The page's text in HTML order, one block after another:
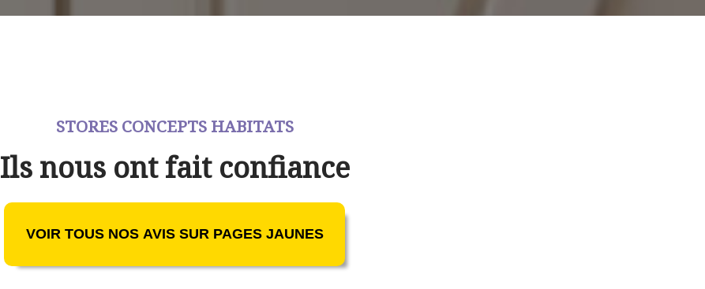
STORES CONCEPTS HABITATS
Ils nous ont fait confiance
VOIR TOUS NOS AVIS SUR PAGES JAUNES